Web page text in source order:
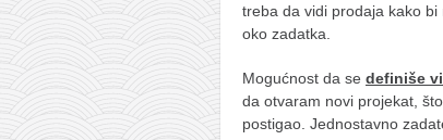
fotke
kontakt
treba da vidi prodaja kako bi
oko zadatka.
Mogućnost da se definiše
da otvaram novi projekat,
postigao. Jednostavno